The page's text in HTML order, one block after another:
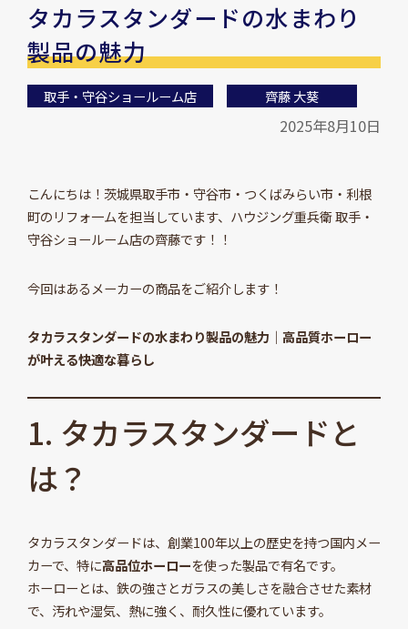
タカラスタンダードの水まわり
製品の魅力
取手・守谷ショールーム店 齊藤 大葵
2025年8月10日
こんにちは！茨城県取手市・守谷市・つくばみらい市・利根
町のリフォ一ムを担当しています、ハウジング重兵衛 取手・
守谷ショールーム店の齊藤です！！
今回はあるメーカーの商品をご紹介します！
タカラスタンダードの水まわり製品の魅力｜高品質ホーロー
が叶える快適な暮らし
1. タカラスタンダードと
は？
タカラスタンダードは、創業100年以上の歴史を持つ国内メー
カーで、特に高品位ホーローを使った製品で有名です。
ホーローとは、鉄の強さとガラスの美しさを融合させた素材
で、汚れや湿気、熱に強く、耐久性に優れています。